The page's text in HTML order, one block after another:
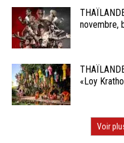
novembre,
«Loy
Voir